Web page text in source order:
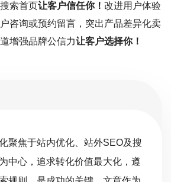
索首页让客户信任你！ 改进用户体验
咨询或预约留言，突出产品差异化卖
增强品牌公信力让客户选择你！
聚焦于站内优化、站外SEO及搜
中心，追求转化价值最大化，遵